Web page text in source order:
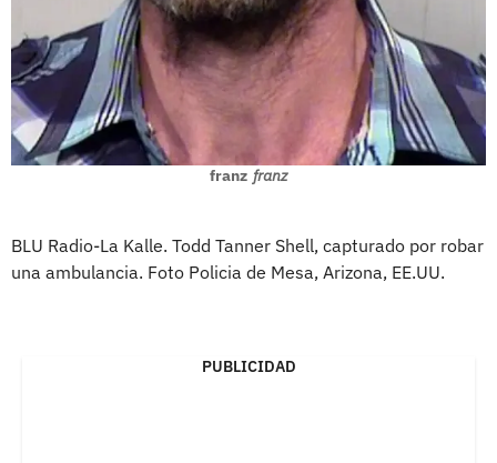
franz franz
BLU Radio-La Kalle. Todd Tanner Shell, capturado por robar
una ambulancia. Foto Policia de Mesa, Arizona, EE.UU.
PUBLICIDAD